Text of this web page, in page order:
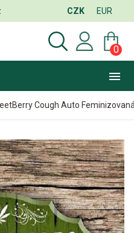
CZK EUR
0
Cough Auto